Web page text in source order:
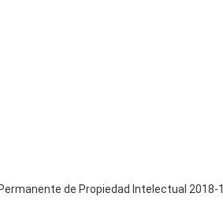
de Propiedad Intelectual 2018-1